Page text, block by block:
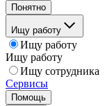
Понятно
Ищу работу
Ищу работу
Ищу работу
Ищу сотрудника
Сервисы
Помощь